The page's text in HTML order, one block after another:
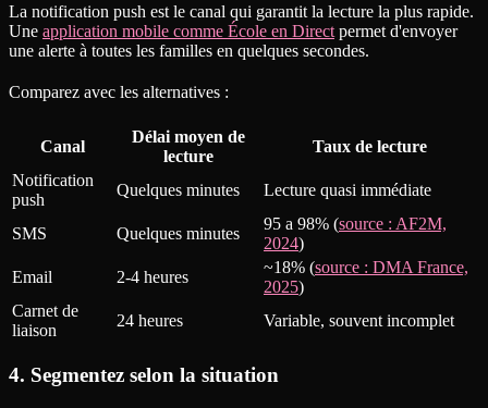
La notification push est le canal qui garantit la lecture la plus rapide.
Une application mobile comme École en Direct permet d'envoyer
une alerte à toutes les familles en quelques secondes.
Comparez avec les alternatives :
Canal
Délai moyen de
lecture
Taux de lecture
Notification
push
Quelques minutes Lecture quasi immédiate
SMS Quelques minutes
95 a 98% (source : AF2M,
2024)
Email
2-4 heures
~18% (source : DMA France,
2025)
Carnet de
liaison
24 heures Variable, souvent incomplet
4. Segmentez selon la situation